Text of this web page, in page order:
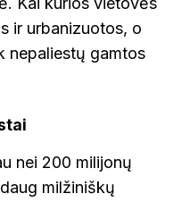
ir urbanizuotos, o
nepaliestų gamtos
nei 200 milijonų
milžiniškų